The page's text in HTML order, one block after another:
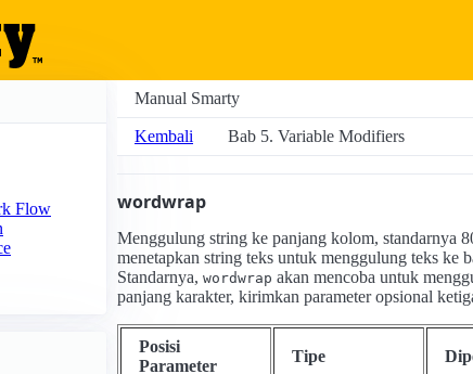
Flow
Manual Smarty
Kembali Bab 5. Variable Modifiers
wordwrap
Menggulung string ke panjang kolom, standarnya
menetapkan string teks untuk menggulung teks ke
Standarnya, wordwrap akan mencoba untuk
panjang karakter, kirimkan parameter opsional
Posisi
Parameter
Tipe